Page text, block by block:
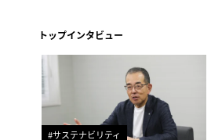
トップインタビュー
#サステナビリティ